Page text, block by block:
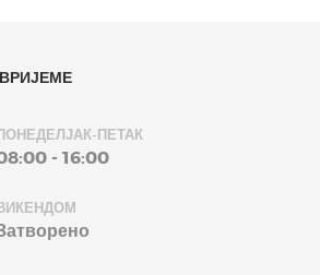
ПЕТАК
- 16:00